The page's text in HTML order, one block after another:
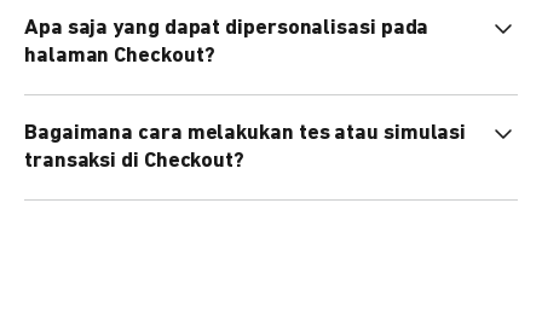
PHP, Node.js, Go, dll).
Apa saja yang dapat dipersonalisasi pada
halaman Checkout?
preferensi bahasa, dan urutan metode pembayaran sesuai
kebutuhan brand Anda.
Bagaimana cara melakukan tes atau simulasi
transaksi di Checkout?